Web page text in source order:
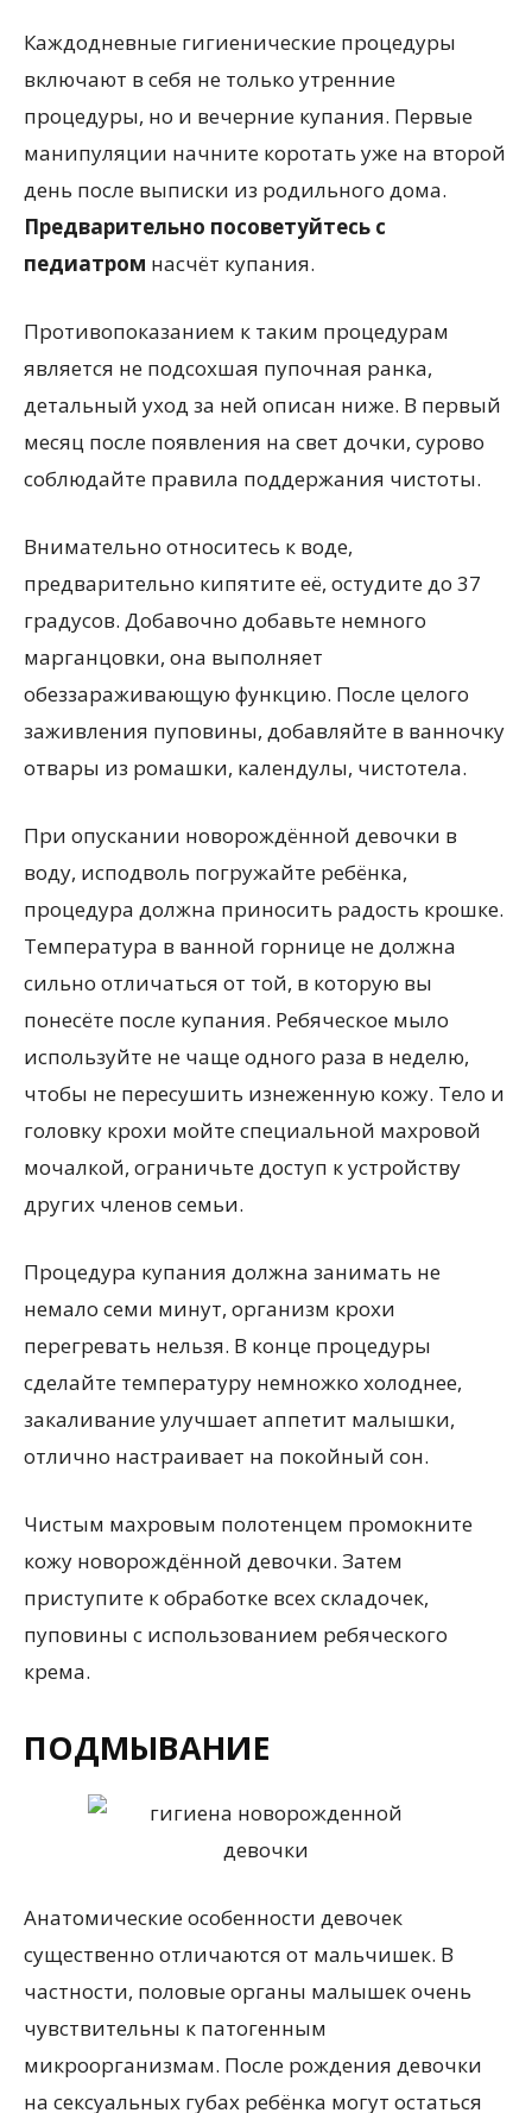
Каждодневные гигиенические процедуры
включают в себя не только утренние
процедуры, но и вечерние купания. Первые
манипуляции начните коротать уже на второй
день после выписки из родильного дома.
Предварительно посоветуйтесь с
педиатром насчёт купания.
Противопоказанием к таким процедурам
является не подсохшая пупочная ранка,
детальный уход за ней описан ниже. В первый
месяц после появления на свет дочки, сурово
соблюдайте правила поддержания чистоты.
Внимательно относитесь к воде,
предварительно кипятите её, остудите до 37
градусов. Добавочно добавьте немного
марганцовки, она выполняет
обеззараживающую функцию. После целого
заживления пуповины, добавляйте в ванночку
отвары из ромашки, календулы, чистотела.
При опускании новорождённой девочки в
воду, исподволь погружайте ребёнка,
процедура должна приносить радость крошке.
Температура в ванной горнице не должна
сильно отличаться от той, в которую вы
понесёте после купания. Ребяческое мыло
используйте не чаще одного раза в неделю,
чтобы не пересушить изнеженную кожу. Тело и
головку крохи мойте специальной махровой
мочалкой, ограничьте доступ к устройству
других членов семьи.
Процедура купания должна занимать не
немало семи минут, организм крохи
перегревать нельзя. В конце процедуры
сделайте температуру немножко холоднее,
закаливание улучшает аппетит малышки,
отлично настраивает на покойный сон.
Чистым махровым полотенцем промокните
кожу новорождённой девочки. Затем
приступите к обработке всех складочек,
пуповины с использованием ребяческого
крема.
ПОДМЫВАНИЕ
Анатомические особенности девочек
существенно отличаются от мальчишек. В
частности, половые органы малышек очень
чувствительны к патогенным
микроорганизмам. После рождения девочки
на сексуальных губах ребёнка могут остаться